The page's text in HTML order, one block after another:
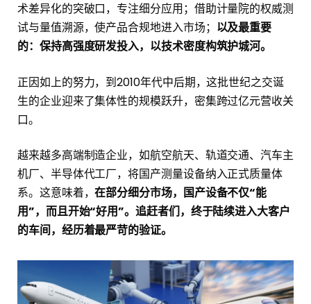
术差异化的突破口，专注细分应用；借助计量院的权威测
试与量值溯源，使产品合规地进入市场； 以及最重要
的：保持高强度研发投入，以技术密度构筑护城河。
正因如上的努力，到2010年代中后期，这批世纪之交诞
生的企业迎来了集体性的规模跃升，密集跨过亿元营收关
口。
越来越多高端制造企业，如航空航天、轨道交通、汽车主
机厂、半导体代工厂，将国产测量设备纳入正式质量体
系。这意味着，在部分细分市场，国产设备不仅“能
用”，而且开始“好用”。追赶者们，终于陆续进入大客户
的车间，经历着最严苛的验证。